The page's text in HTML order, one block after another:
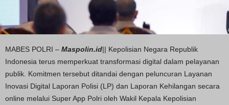
MABES POLRI – Maspolin.id|| Kepolisian Negara Republik
Indonesia terus memperkuat transformasi digital dalam pelayanan
publik. Komitmen tersebut ditandai dengan peluncuran Layanan
Inovasi Digital Laporan Polisi (LP) dan Laporan Kehilangan secara
online melalui Super App Polri oleh Wakil Kepala Kepolisian